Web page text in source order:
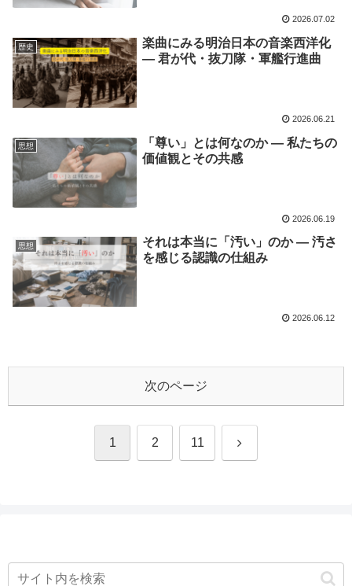
2026.07.02
歴史
楽曲にみる明治日本の音楽西洋化
― 君が代・抜刀隊・軍艦行進曲
2026.06.21
思想
「尊い」とは何なのか ― 私たちの
価値観とその共感
2026.06.19
思想
それは本当に「汚い」のか ― 汚さ
を感じる認識の仕組み
2026.06.12
次のページ
1 2 11 次